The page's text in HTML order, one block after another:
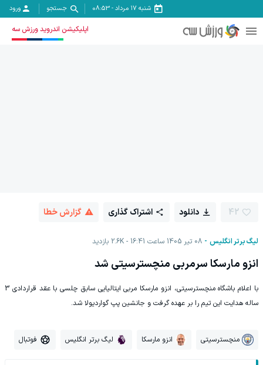
شنبه ۱۷ مرداد -
08:53 جستجو ورود
اپلیکیشن اندروید ورزش سه
لیگ برتر انگلیس 08 تیر 1405 ساعت 16:41 2.6K بازدید
42 دانلود اشتراک گذاری گزارش خطا
انزو مارسکا سرمربی منچسترسیتی شد
با اعلام باشگاه منچسترسیتی، انزو مارسکا مربی ایتالیایی سابق چلسی با عقد قراردادی 3
ساله هدایت این تیم را بر عهده گرفت و جانشین پپ گواردیولا شد.
منچسترسیتی انزو مارسکا لیگ برتر انگلیس فوتبال